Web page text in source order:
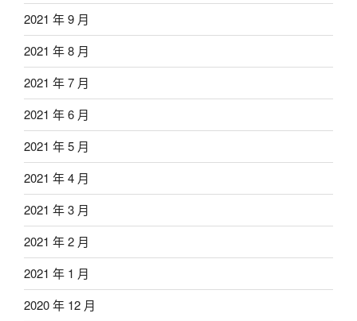
2021 年 9 月
2021 年 8 月
2021 年 7 月
2021 年 6 月
2021 年 5 月
2021 年 4 月
2021 年 3 月
2021 年 2 月
2021 年 1 月
2020 年 12 月